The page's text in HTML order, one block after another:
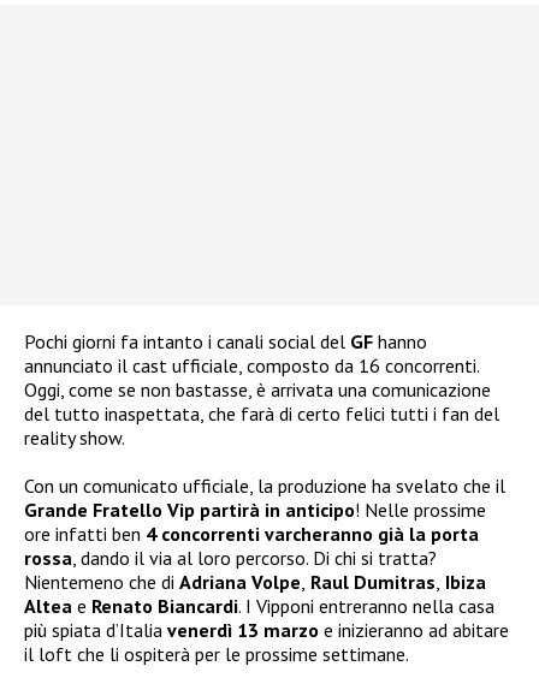
Pochi giorni fa intanto i canali social del GF hanno
annunciato il cast ufficiale, composto da 16 concorrenti.
Oggi, come se non bastasse, è arrivata una comunicazione
del tutto inaspettata, che farà di certo felici tutti i fan del
reality show.
Con un comunicato ufficiale, la produzione ha svelato che il
Grande Fratello Vip partirà in anticipo! Nelle prossime
ore infatti ben 4 concorrenti varcheranno già la porta
rossa , dando il via al loro percorso. Di chi si tratta?
Nientemeno che di Adriana Volpe Raul Dumitras Ibiza
Altea e Renato Biancardi. I Vipponi entreranno nella casa
più spiata d’Italia venerdì 13 marzo e inizieranno ad abitare
il loft che li ospiterà per le prossime settimane.